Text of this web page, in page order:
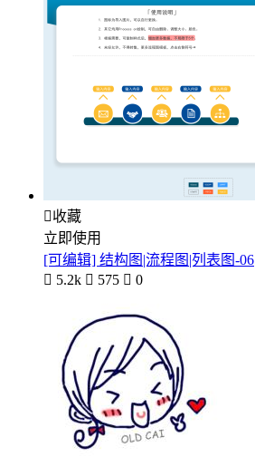
收藏
立即使用
[可编辑] 结构图|流程图|列表图-06
 5.2k  575  0